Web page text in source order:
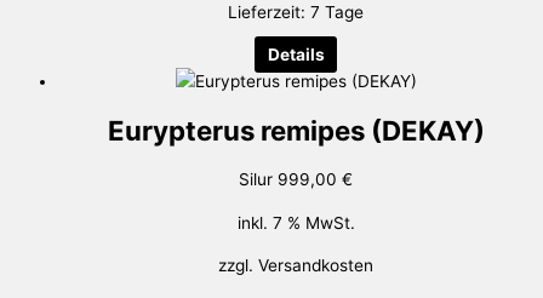
Lieferzeit: 7 Tage
Details
Eurypterus remipes (DEKAY)
Silur 999,00 €
inkl. 7 % MwSt.
zzgl. Versandkosten